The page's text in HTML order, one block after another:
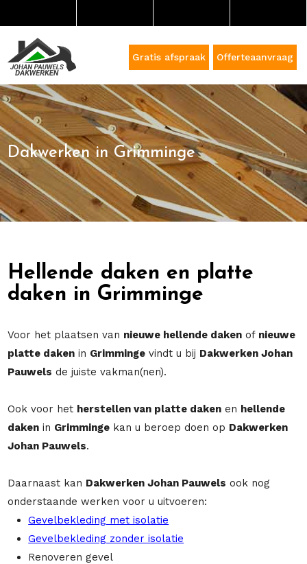
Gratis afspraak Offerteaanvraag
Dakwerken in Grimminge
Hellende daken en platte
daken in Grimminge
Voor het plaatsen van nieuwe hellende daken of nieuwe
platte daken in Grimminge vindt u bij Dakwerken Johan
Pauwels de juiste vakman(nen).
Ook voor het herstellen van platte daken en hellende
daken in Grimminge kan u beroep doen op Dakwerken
Johan Pauwels.
Daarnaast kan Dakwerken Johan Pauwels ook nog
onderstaande werken voor u uitvoeren:
Gevelbekleding met isolatie
Gevelbekleding zonder isolatie
Renoveren gevel